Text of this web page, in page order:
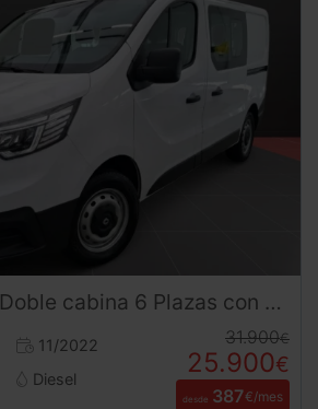
Doble cabina 6 Plazas con separador de carga LH1 150CV
11/2022
Diesel
31.900€
25.900€
desde 387€/mes